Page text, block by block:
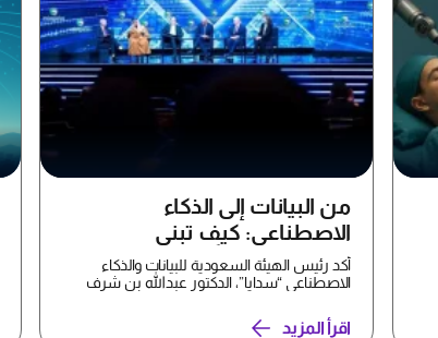
من البيانات إلى الذكاء
الاصطناعي: كيف تبني
السعودية مركزًا عالميًا للابتكار؟
أكد رئيس الهيئة السعودية للبيانات والذكاء
الاصطناعي “سدايا”، الدكتور عبدالله بن شرف
اقرأ المزيد